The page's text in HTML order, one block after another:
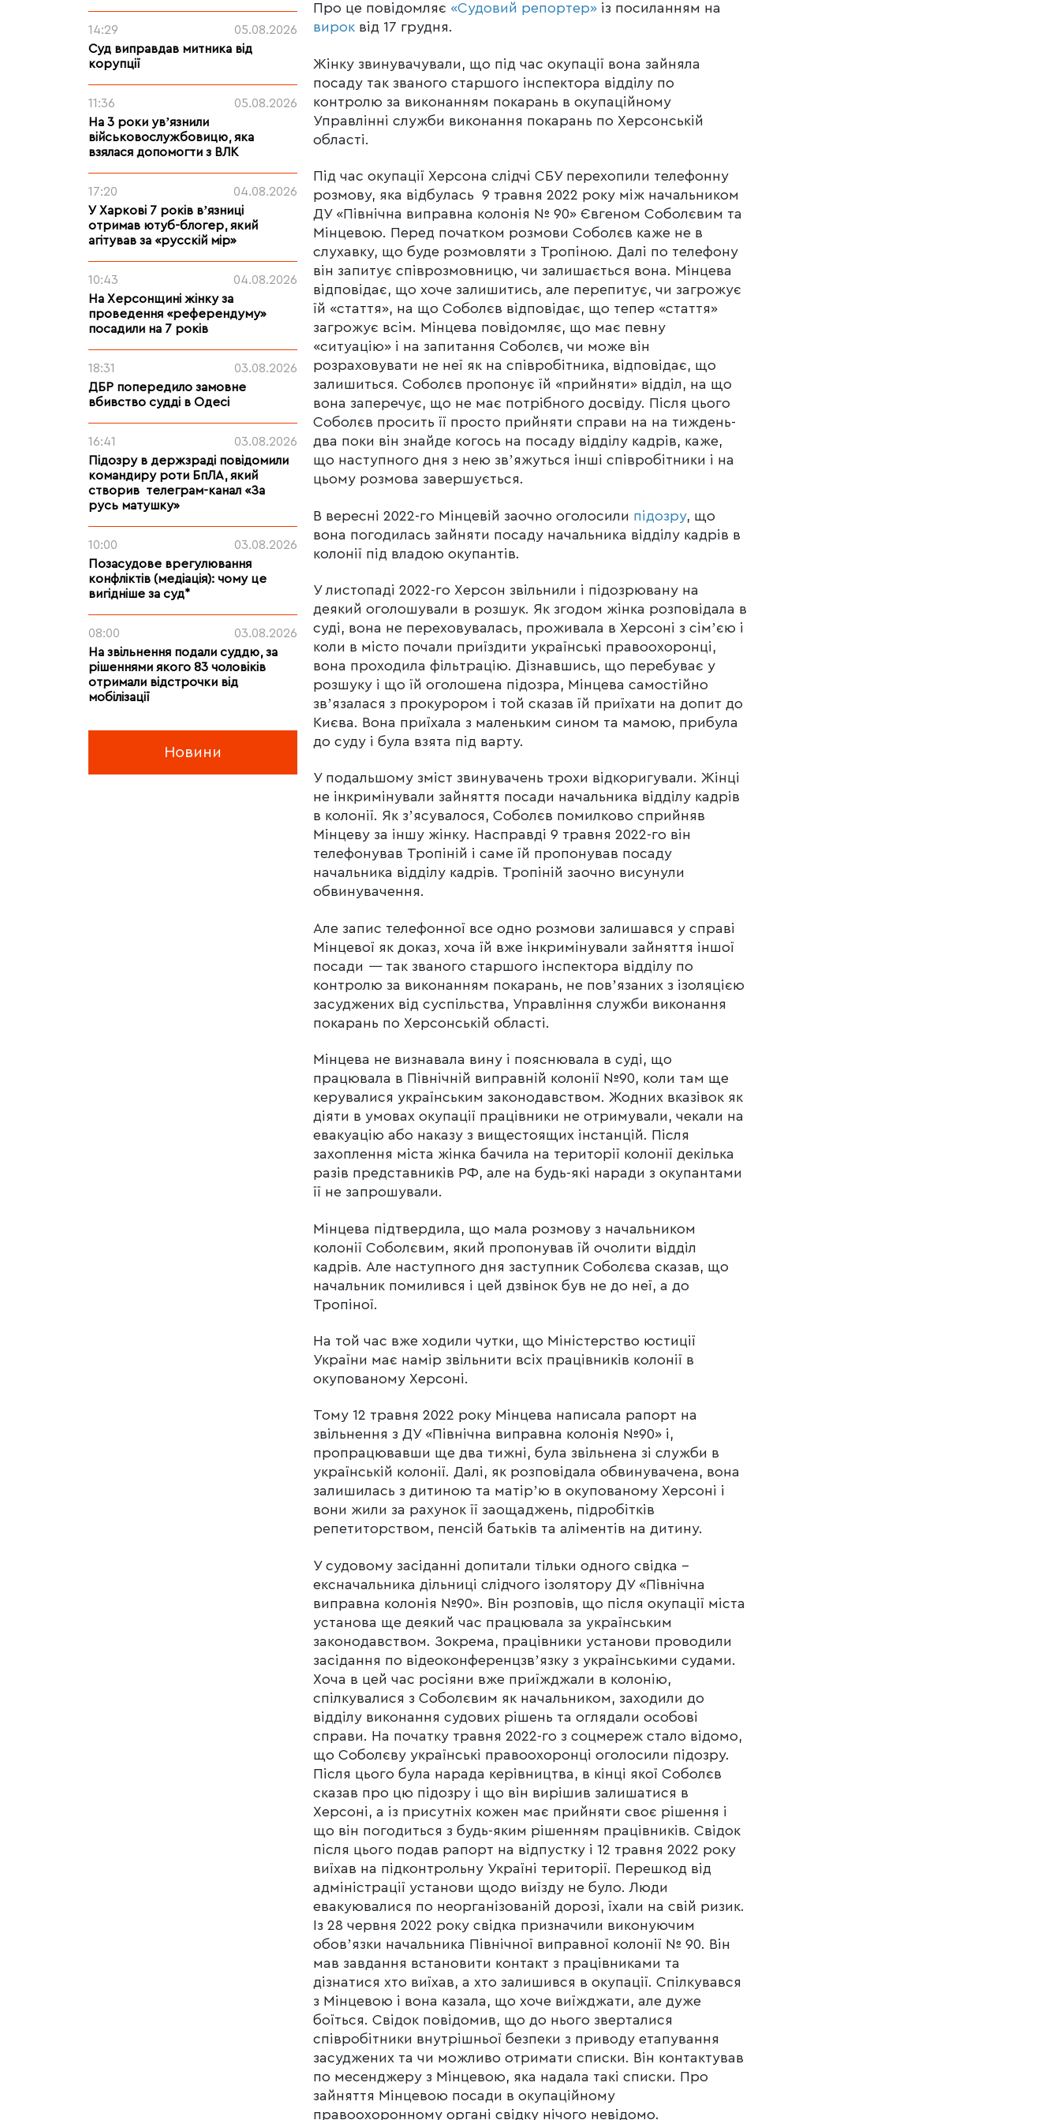
14:29
05.08.2026
Суд виправдав митника від
корупції
11:36
05.08.2026
На 3 роки увʼязнили
військовослужбовицю, яка
взялася допомогти з ВЛК
17:20
04.08.2026
У Харкові 7 років вʼязниці
отримав ютуб-блогер, який
агітував за «русскій мір»
10:43
04.08.2026
На Херсонщині жінку за
проведення «референдуму»
посадили на 7 років
18:31
03.08.2026
ДБР попередило замовне
вбивство судді в Одесі
16:41
03.08.2026
Підозру в держзраді повідомили
командиру роти БпЛА, який
створив телеграм-канал «За
русь матушку»
10:00
03.08.2026
Позасудове врегулювання
конфліктів (медіація): чому це
вигідніше за суд*
08:00
03.08.2026
На звільнення подали суддю, за
рішеннями якого 83 чоловіків
отримали відстрочки від
мобілізації
Новини
Про це повідомляє «Судовий репортер» із посиланням на
вирок від 17 грудня.
Жінку звинувачували, що під час окупації вона зайняла
посаду так званого старшого інспектора відділу по
контролю за виконанням покарань в окупаційному
Управлінні служби виконання покарань по Херсонській
області.
Під час окупації Херсона слідчі СБУ перехопили телефонну
розмову, яка відбулась 9 травня 2022 року між начальником
ДУ «Північна виправна колонія № 90» Євгеном Соболєвим та
Мінцевою. Перед початком розмови Соболєв каже не в
слухавку, що буде розмовляти з Тропіною. Далі по телефону
він запитує співрозмовницю, чи залишається вона. Мінцева
відповідає, що хоче залишитись, але перепитує, чи загрожує
їй «стаття», на що Соболєв відповідає, що тепер «стаття»
загрожує всім. Мінцева повідомляє, що має певну
«ситуацію» і на запитання Соболєв, чи може він
розраховувати не неї як на співробітника, відповідає, що
залишиться. Соболєв пропонує їй «прийняти» відділ, на що
вона заперечує, що не має потрібного досвіду. Після цього
Соболєв просить її просто прийняти справи на на тиждень-
два поки він знайде когось на посаду відділу кадрів, каже,
що наступного дня з нею звʼяжуться інші співробітники і на
цьому розмова завершується.
В вересні 2022-го Мінцевій заочно оголосили підозру, що
вона погодилась зайняти посаду начальника відділу кадрів в
колонії під владою окупантів.
У листопаді 2022-го Херсон звільнили і підозрювану на
деякий оголошували в розшук. Як згодом жінка розповідала в
суді, вона не переховувалась, проживала в Херсоні з сімʼєю і
коли в місто почали приїздити українські правоохоронці,
вона проходила фільтрацію. Дізнавшись, що перебуває у
розшуку і що їй оголошена підозра, Мінцева самостійно
звʼязалася з прокурором і той сказав їй приїхати на допит до
Києва. Вона приїхала з маленьким сином та мамою, прибула
до суду і була взята під варту.
У подальшому зміст звинувачень трохи відкоригували. Жінці
не інкримінували зайняття посади начальника відділу кадрів
в колонії. Як зʼясувалося, Соболєв помилково сприйняв
Мінцеву за іншу жінку. Насправді 9 травня 2022-го він
телефонував Тропіній і саме їй пропонував посаду
начальника відділу кадрів. Тропіній заочно висунули
обвинувачення.
Але запис телефонної все одно розмови залишався у справі
Мінцевої як доказ, хоча їй вже інкримінували зайняття іншої
посади —так званого старшого інспектора відділу по
контролю за виконанням покарань, не повʼязаних з ізоляцією
засуджених від суспільства, Управління служби виконання
покарань по Херсонській області.
Мінцева не визнавала вину і пояснювала в суді, що
працювала в Північній виправній колонії №90, коли там ще
керувалися українським законодавством. Жодних вказівок як
діяти в умовах окупації працівники не отримували, чекали на
евакуацію або наказу з вищестоящих інстанцій. Після
захоплення міста жінка бачила на території колонії декілька
разів представників РФ, але на будь-які наради з окупантами
її не запрошували.
Мінцева підтвердила, що мала розмову з начальником
колонії Соболєвим, який пропонував їй очолити відділ
кадрів. Але наступного дня заступник Соболєва сказав, що
начальник помилився і цей дзвінок був не до неї, а до
Тропіної.
На той час вже ходили чутки, що Міністерство юстиції
України має намір звільнити всіх працівників колонії в
окупованому Херсоні.
Тому 12 травня 2022 року Мінцева написала рапорт на
звільнення з ДУ «Північна виправна колонія №90» і,
пропрацювавши ще два тижні, була звільнена зі служби в
українській колонії. Далі, як розповідала обвинувачена, вона
залишилась з дитиною та матірʼю в окупованому Херсоні і
вони жили за рахунок її заощаджень, підробітків
репетиторством, пенсій батьків та аліментів на дитину.
У судовому засіданні допитали тільки одного свідка –
ексначальника дільниці слідчого ізолятору ДУ «Північна
виправна колонія №90». Він розповів, що після окупації міста
установа ще деякий час працювала за українським
законодавством. Зокрема, працівники установи проводили
засідання по відеоконференцзвʼязку з українськими судами.
Хоча в цей час росіяни вже приїжджали в колонію,
спілкувалися з Соболєвим як начальником, заходили до
відділу виконання судових рішень та оглядали особові
справи. На початку травня 2022-го з соцмереж стало відомо,
що Соболєву українські правоохоронці оголосили підозру.
Після цього була нарада керівництва, в кінці якої Соболєв
сказав про цю підозру і що він вирішив залишатися в
Херсоні, а із присутніх кожен має прийняти своє рішення і
що він погодиться з будь-яким рішенням працівників. Свідок
після цього подав рапорт на відпустку і 12 травня 2022 року
виїхав на підконтрольну Україні території. Перешкод від
адміністрації установи щодо виїзду не було. Люди
евакуювалися по неорганізованій дорозі, їхали на свій ризик.
Із 28 червня 2022 року свідка призначили виконуючим
обовʼязки начальника Північної виправної колонії № 90. Він
мав завдання встановити контакт з працівниками та
дізнатися хто виїхав, а хто залишився в окупації. Спілкувався
з Мінцевою і вона казала, що хоче виїжджати, але дуже
боїться. Свідок повідомив, що до нього зверталися
співробітники внутрішньої безпеки з приводу етапування
засуджених та чи можливо отримати списки. Він контактував
по месенджеру з Мінцевою, яка надала такі списки. Про
зайняття Мінцевою посади в окупаційному
правоохоронному органі свідку нічого невідомо.